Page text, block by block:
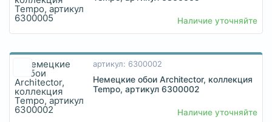
Наличие уточняйте
артикул: 6300002
Немецкие обои Architector, коллекция
Tempo, артикул 6300002
Наличие уточняйте